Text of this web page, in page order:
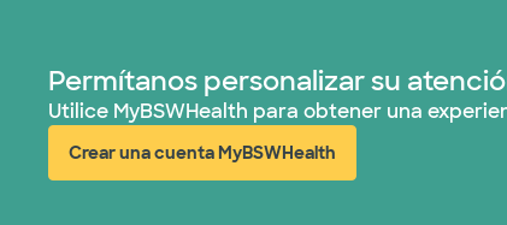
Permítanos personalizar su
Utilice MyBSWHealth para obtener una
Crear una cuenta MyBSWHealth
(abre en ventana nueva)